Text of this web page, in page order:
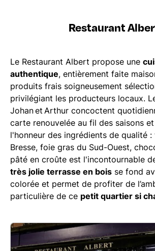
Restaurant
Le Restaurant Albert propose une
authentique, entièrement faite
produits frais soigneusement
privilégiant les producteurs locaux.
Johan et Arthur concoctent
carte renouvelée au fil des saisons
l'honneur des ingrédients de qualité :
Bresse, foie gras du Sud-Ouest,
pâté en croûte est l'incontournable
très jolie terrasse en bois se fond
colorée et permet de profiter de
particulière de ce petit quartier si